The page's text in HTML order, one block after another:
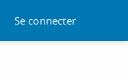
Se connecter